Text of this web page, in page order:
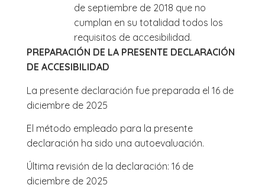
de septiembre de 2018 que no
cumplan en su totalidad todos los
requisitos de accesibilidad.
PREPARACIÓN DE LA PRESENTE DECLARACIÓN
DE ACCESIBILIDAD
La presente declaración fue preparada el 16 de
diciembre de 2025
El método empleado para la presente
declaración ha sido una autoevaluación.
Última revisión de la declaración: 16 de
diciembre de 2025